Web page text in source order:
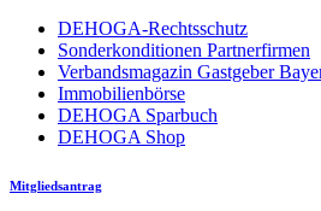
DEHOGA-Rechtsschutz
Sonderkonditionen Partnerfirmen
Verbandsmagazin Gastgeber
Immobilienbörse
DEHOGA Sparbuch
DEHOGA Shop
Mitgliedsantrag